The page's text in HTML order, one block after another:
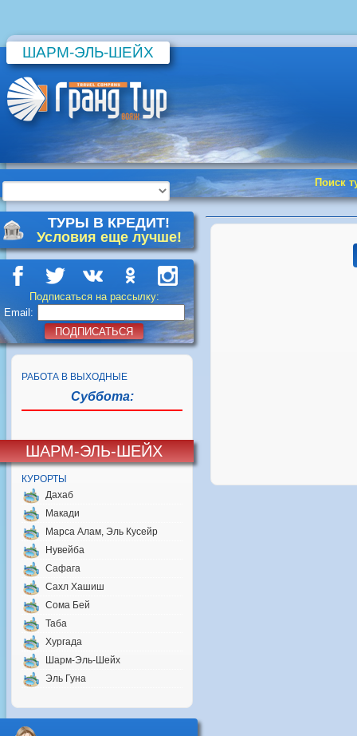
ШАРМ-ЭЛЬ-ШЕЙХ
Поиск
ТУРЫ В КРЕДИТ!
Условия еще лучше!
Подписаться на рассылку:
Email:
ПОДПИСАТЬСЯ
РАБОТА В ВЫХОДНЫЕ
Суббота:
ШАРМ-ЭЛЬ-ШЕЙХ
КУРОРТЫ
Дахаб
Макади
Марса Алам, Эль Кусейр
Нувейба
Сафага
Сахл Хашиш
Сома Бей
Таба
Хургада
Шарм-Эль-Шейх
Эль Гуна